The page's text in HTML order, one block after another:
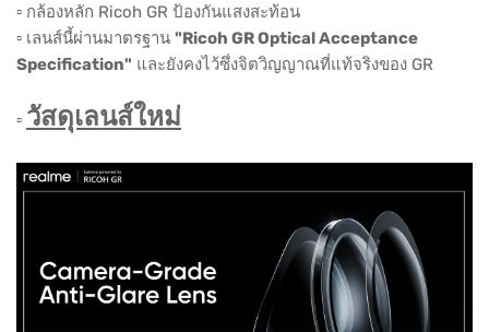
▫️ กล้องหลัก Ricoh GR ป้องกันแสงสะท้อน
▫️ เลนส์นี้ผ่านมาตรฐาน "Ricoh GR Optical Acceptance
Specification" และยังคงไว้ซึ่งจิตวิญญาณที่แท้จริงของ GR
▫️ วัสดุเลนส์ใหม่